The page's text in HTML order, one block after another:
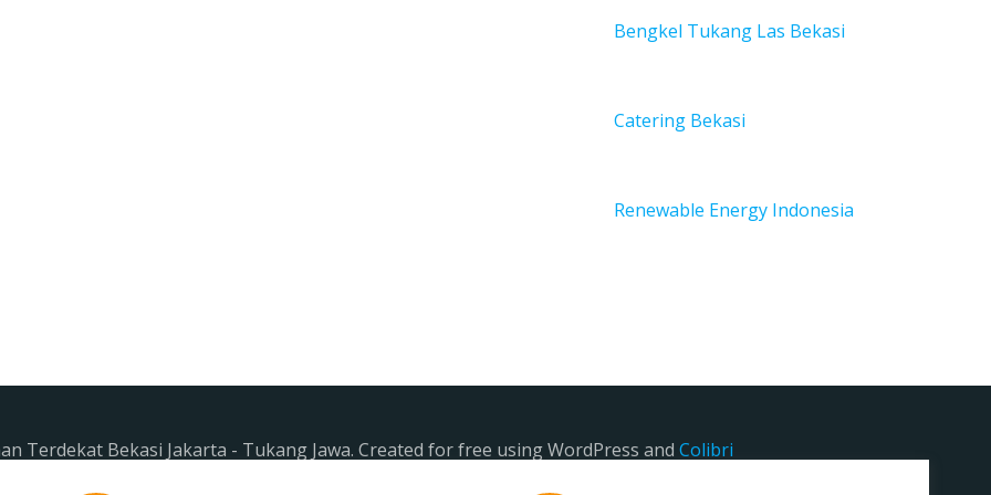
Bengkel Tukang Las Bekasi
Catering Bekasi
Renewable Energy Indonesia
Terdekat Bekasi Jakarta - Tukang Jawa. Created for free using WordPress and Colibri